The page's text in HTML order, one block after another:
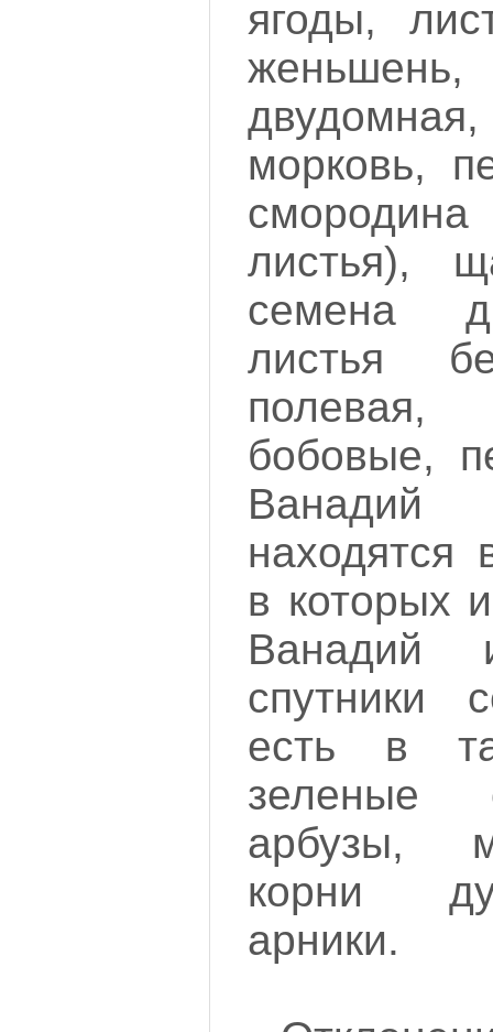
ягоды,
морковь,
листья),
семена
листья
бобовые,
находятся
в которых
Ванадий
спутники
есть в
зеленые
арбузы,
корни
арники.